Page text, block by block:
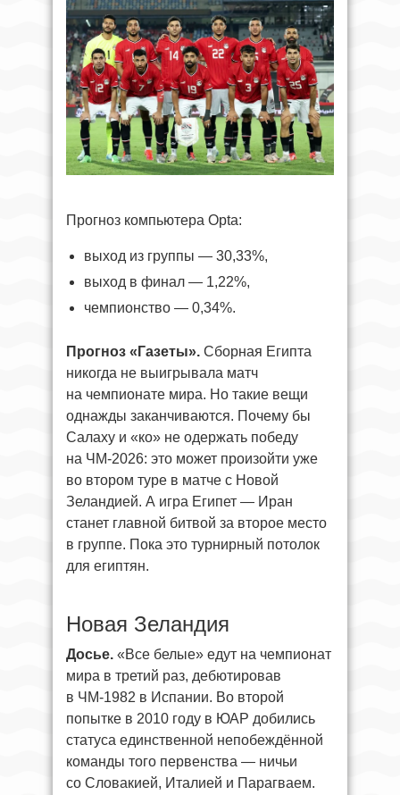
Прогноз компьютера Opta:
выход из группы — 30,33%,
выход в финал — 1,22%,
чемпионство — 0,34%.
Прогноз «Газеты». Сборная Египта
никогда не выигрывала матч
на чемпионате мира. Но такие вещи
однажды заканчиваются. Почему бы
Салаху и «ко» не одержать победу
на ЧМ-2026: это может произойти уже
во втором туре в матче с Новой
Зеландией. А игра Египет — Иран
станет главной битвой за второе место
в группе. Пока это турнирный потолок
для египтян.
Новая Зеландия
Досье. «Все белые» едут на чемпионат
мира в третий раз, дебютировав
в ЧМ-1982 в Испании. Во второй
попытке в 2010 году в ЮАР добились
статуса единственной непобеждённой
команды того первенства — ничьи
со Словакией, Италией и Парагваем.